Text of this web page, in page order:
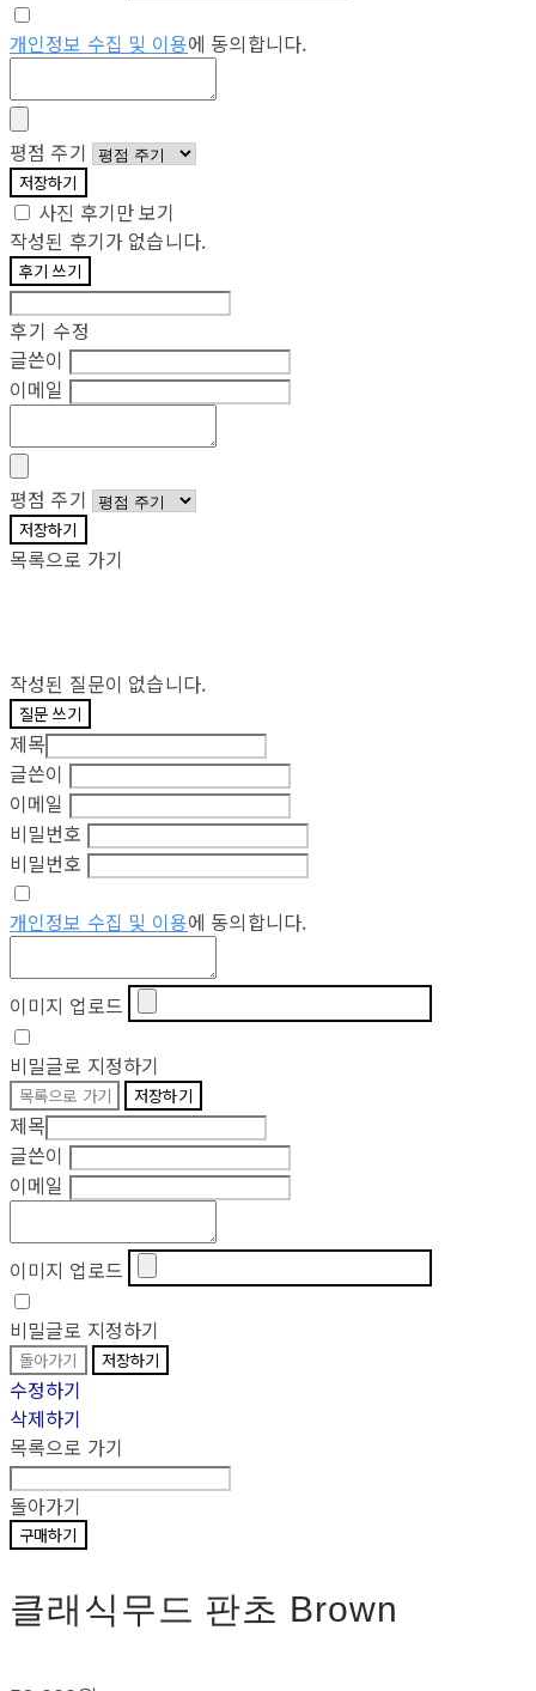
개인정보 수집 및 이용에 동의합니다.
평점 주기
저장하기
사진 후기만 보기
작성된 후기가 없습니다.
후기 쓰기
후기 수정
글쓴이
이메일
평점 주기
저장하기
목록으로 가기
작성된 질문이 없습니다.
질문 쓰기
제목
글쓴이
이메일
비밀번호
비밀번호
개인정보 수집 및 이용에 동의합니다.
이미지 업로드
비밀글로 지정하기
목록으로 가기 저장하기
제목
글쓴이
이메일
이미지 업로드
비밀글로 지정하기
돌아가기 저장하기
수정하기
삭제하기
목록으로 가기
돌아가기
구매하기
클래식무드 판초 Brown